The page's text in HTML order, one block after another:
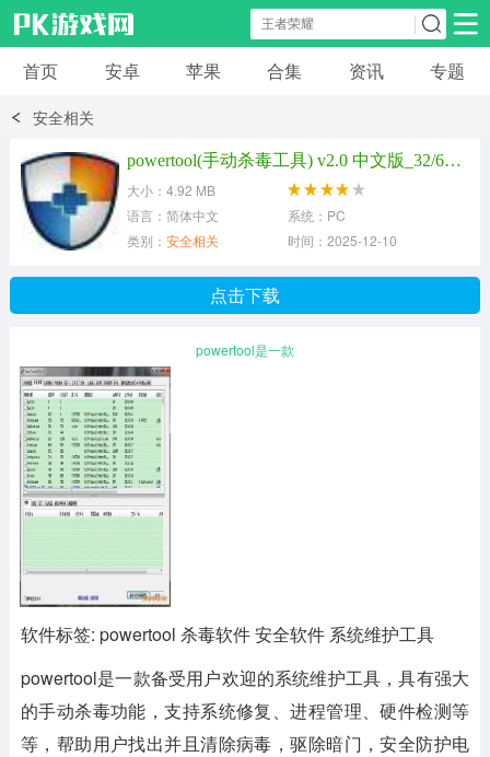
安卓应用 安卓游戏
模拟经营
首页 安卓 苹果 合集 资讯 专题
安全相关
powertool(手动杀毒工具) v2.0 中文版_32/64位
大小：4.92 MB
语言：简体中文
系统：PC
类别： 安全相关 时间：2025-12-10
点击下载
powertool是一款
软件标签: powertool 杀毒软件 安全软件 系统维护工具
powertool是一款备受用户欢迎的系统维护工具，具有强大
的手动杀毒功能，支持系统修复、进程管理、硬件检测等
等，帮助用户找出并且清除病毒，驱除暗门，安全防护电